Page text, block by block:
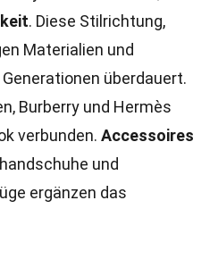
. Diese Stilrichtung,
Materialien und
überdauert.
Burberry und Hermès
verbunden. Accessoires
und
ergänzen das